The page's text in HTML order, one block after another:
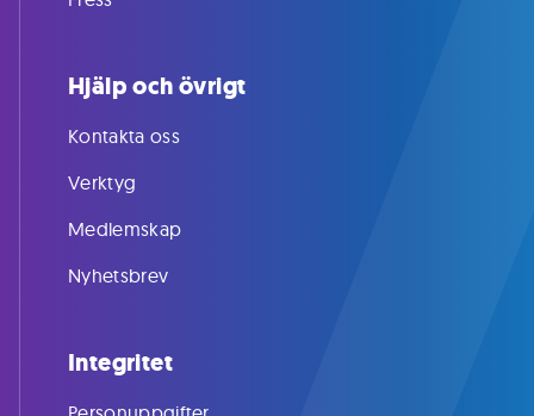
Hjälp och övrigt
Kontakta oss
Verktyg
Medlemskap
Nyhetsbrev
Integritet